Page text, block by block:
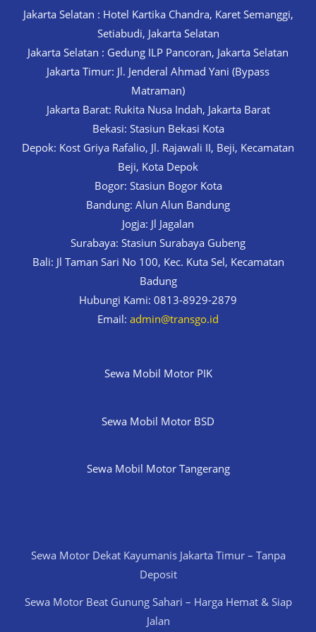
Jakarta Selatan : Hotel Kartika Chandra, Karet Semanggi,
Setiabudi, Jakarta Selatan
Jakarta Selatan : Gedung ILP Pancoran, Jakarta Selatan
Jakarta Timur: Jl. Jenderal Ahmad Yani (Bypass
Matraman)
Jakarta Barat: Rukita Nusa Indah, Jakarta Barat
Bekasi: Stasiun Bekasi Kota
Depok: Kost Griya Rafalio, Jl. Rajawali II, Beji, Kecamatan
Beji, Kota Depok
Bogor: Stasiun Bogor Kota
Bandung: Alun Alun Bandung
Jogja: Jl Jagalan
Surabaya: Stasiun Surabaya Gubeng
Bali: Jl Taman Sari No 100, Kec. Kuta Sel, Kecamatan
Badung
Hubungi Kami: 0813-8929-2879
Email: admin@transgo.id
Sewa Mobil Motor PIK
Sewa Mobil Motor BSD
Sewa Mobil Motor Tangerang
Sewa Motor Dekat Kayumanis Jakarta Timur – Tanpa
Deposit
Sewa Motor Beat Gunung Sahari – Harga Hemat & Siap
Jalan